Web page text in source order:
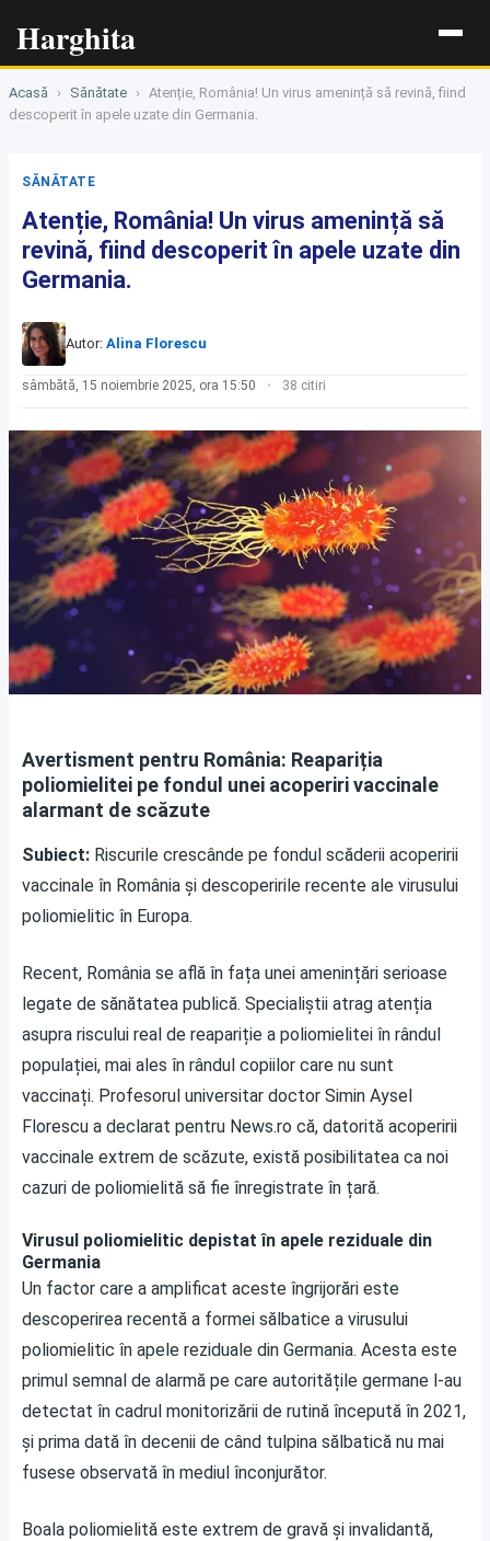
Harghita
Acasă › Sănătate › Atenție, România! Un virus amenință să revină, fiind
descoperit în apele uzate din Germania.
SĂNĂTATE
Atenție, România! Un virus amenință să
revină, fiind descoperit în apele uzate din
Germania.
Autor: Alina Florescu
sâmbătă, 15 noiembrie 2025, ora 15:50 38 citiri
Avertisment pentru România: Reapariția
poliomielitei pe fondul unei acoperiri vaccinale
alarmant de scăzute
Subiect: Riscurile crescânde pe fondul scăderii acoperirii
vaccinale în România și descoperirile recente ale virusului
poliomielitic în Europa.
Recent, România se află în fața unei amenințări serioase
legate de sănătatea publică. Specialiștii atrag atenția
asupra riscului real de reapariție a poliomielitei în rândul
populației, mai ales în rândul copiilor care nu sunt
vaccinați. Profesorul universitar doctor Simin Aysel
Florescu a declarat pentru News.ro că, datorită acoperirii
vaccinale extrem de scăzute, există posibilitatea ca noi
cazuri de poliomielită să fie înregistrate în țară.
Virusul poliomielitic depistat în apele reziduale din
Germania
Un factor care a amplificat aceste îngrijorări este
descoperirea recentă a formei sălbatice a virusului
poliomielitic în apele reziduale din Germania. Acesta este
primul semnal de alarmă pe care autoritățile germane l-au
detectat în cadrul monitorizării de rutină începută în 2021,
și prima dată în decenii de când tulpina sălbatică nu mai
fusese observată în mediul înconjurător.
Boala poliomielită este extrem de gravă și invalidantă,